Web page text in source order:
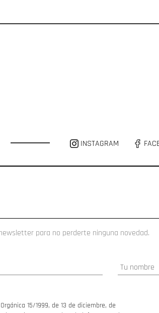
INSTAGRAM
para no perderte ninguna novedad.
15/1999, de 13 de diciembre, de